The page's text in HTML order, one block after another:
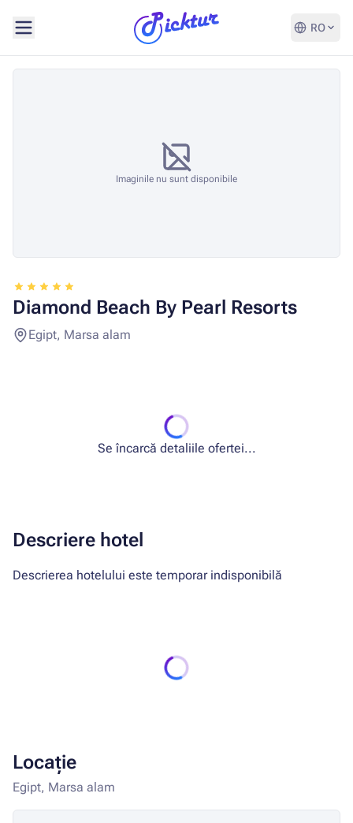
RO
Imaginile nu sunt disponibile
Diamond Beach By Pearl Resorts
Egipt, Marsa alam
Se încarcă detaliile ofertei...
Descriere hotel
Descrierea hotelului este temporar indisponibilă
Locație
Egipt, Marsa alam